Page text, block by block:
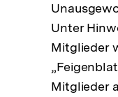
Unter
Mitglieder
Mitglieder